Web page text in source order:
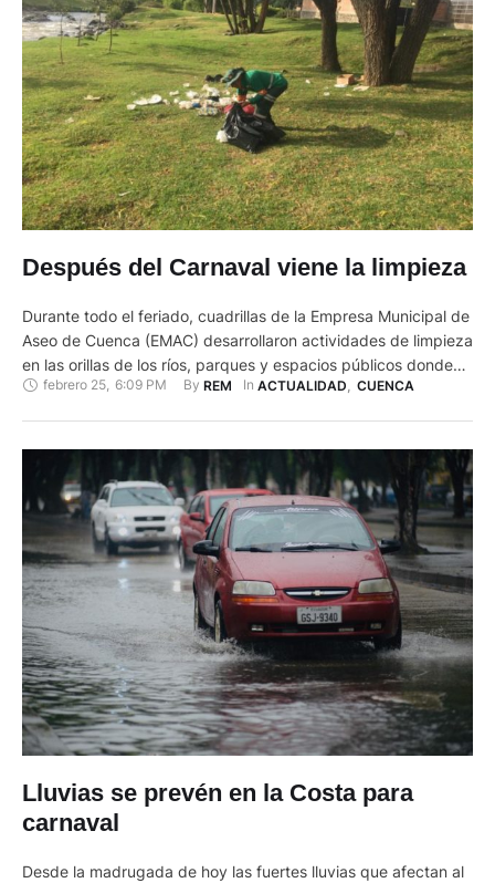
Después del Carnaval viene la limpieza
Durante todo el feriado, cuadrillas de la Empresa Municipal de
Aseo de Cuenca (EMAC) desarrollaron actividades de limpieza
en las orillas de los ríos, parques y espacios públicos donde
se desarrolló el juego de carnaval. Plásticos, vajillas
febrero 25, 6:09 PM By REM In ACTUALIDAD CUENCA
Lluvias se prevén en la Costa para
carnaval
Desde la madrugada de hoy las fuertes lluvias que afectan al